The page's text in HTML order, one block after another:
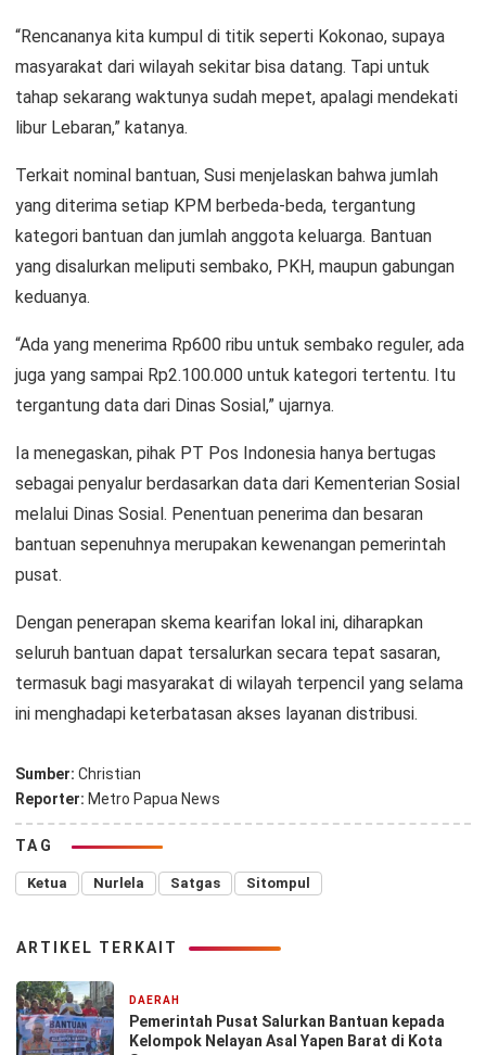
“Rencananya kita kumpul di titik seperti Kokonao, supaya
masyarakat dari wilayah sekitar bisa datang. Tapi untuk
tahap sekarang waktunya sudah mepet, apalagi mendekati
libur Lebaran,” katanya.
Terkait nominal bantuan, Susi menjelaskan bahwa jumlah
yang diterima setiap KPM berbeda-beda, tergantung
kategori bantuan dan jumlah anggota keluarga. Bantuan
yang disalurkan meliputi sembako, PKH, maupun gabungan
keduanya.
“Ada yang menerima Rp600 ribu untuk sembako reguler, ada
juga yang sampai Rp2.100.000 untuk kategori tertentu. Itu
tergantung data dari Dinas Sosial,” ujarnya.
Ia menegaskan, pihak PT Pos Indonesia hanya bertugas
sebagai penyalur berdasarkan data dari Kementerian Sosial
melalui Dinas Sosial. Penentuan penerima dan besaran
bantuan sepenuhnya merupakan kewenangan pemerintah
pusat.
Dengan penerapan skema kearifan lokal ini, diharapkan
seluruh bantuan dapat tersalurkan secara tepat sasaran,
termasuk bagi masyarakat di wilayah terpencil yang selama
ini menghadapi keterbatasan akses layanan distribusi.
Sumber: Christian
Reporter: Metro Papua News
TAG
Ketua Nurlela Satgas Sitompul
ARTIKEL TERKAIT
DAERAH
Pemerintah Pusat Salurkan Bantuan kepada
Kelompok Nelayan Asal Yapen Barat di Kota